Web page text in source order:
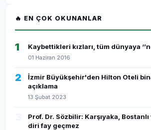
🔥 EN ÇOK OKUNANLAR
1 Kaybettikleri kızları, tüm dünyaya
01 Haziran 2016
2
İzmir Büyükşehir'den Hilton Oteli
açıklama
13 Şubat 2023
Prof. Dr. Sözbilir: Karşıyaka,
diri fay geçmez